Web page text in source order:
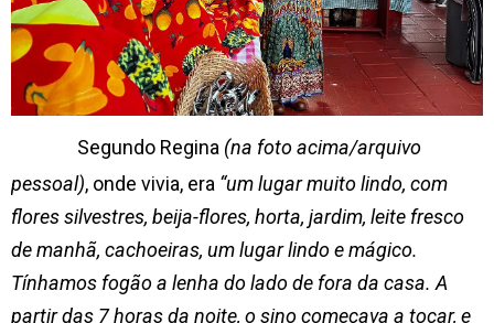
Segundo Regina (na foto acima/arquivo
pessoal), onde vivia, era “um lugar muito lindo, com
flores silvestres, beija-flores, horta, jardim, leite fresco
de manhã, cachoeiras, um lugar lindo e mágico.
Tínhamos fogão a lenha do lado de fora da casa. A
partir das 7 horas da noite, o sino começava a tocar, e